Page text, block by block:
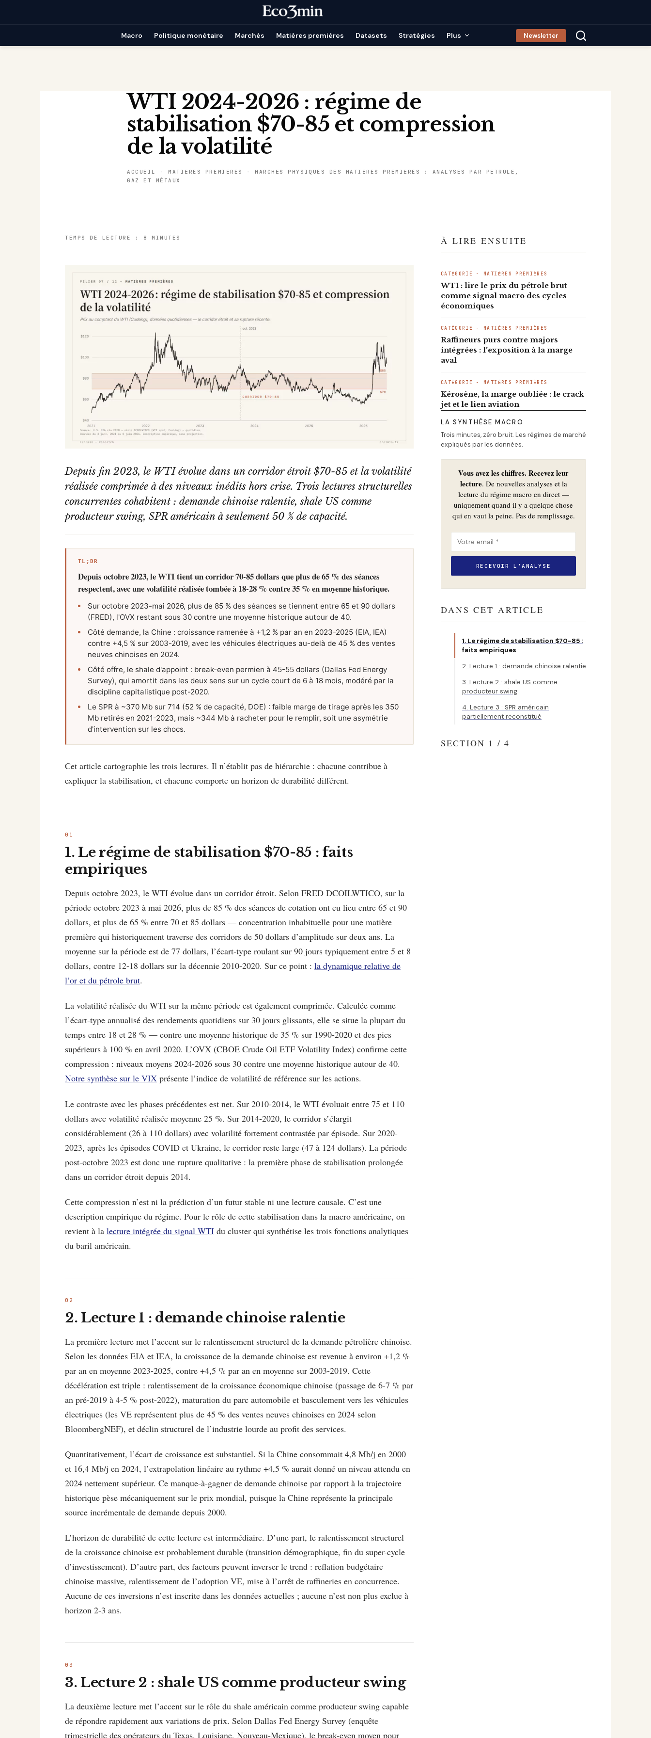
Macro Politique monétaire Marchés Matières premières Datasets Stratégies Plus Newsletter
WTI 2024-2026 : régime de
stabilisation $70-85 et compression
de la volatilité
ACCUEIL -MATIÈRES PREMIÈRES -MARCHÉS PHYSIQUES DES MATIÈRES PREMIÈRES : ANALYSES PAR PÉTROLE,
GAZ ET MÉTAUX
TEMPS DE LECTURE : 8 MINUTES
Depuis fin 2023, le WTI évolue dans un corridor étroit $70-85 et la volatilité
réalisée comprimée à des niveaux inédits hors crise. Trois lectures structurelles
concurrentes cohabitent : demande chinoise ralentie, shale US comme
producteur swing, SPR américain à seulement 50 % de capacité.
TL;DR
Depuis octobre 2023, le WTI tient un corridor 70-85 dollars que plus de 65 % des séances
respectent, avec une volatilité réalisée tombée à 18-28 % contre 35 % en moyenne historique.
Sur octobre 2023-mai 2026, plus de 85 % des séances se tiennent entre 65 et 90 dollars
(FRED), l'OVX restant sous 30 contre une moyenne historique autour de 40.
Côté demande, la Chine : croissance ramenée à +1,2 % par an en 2023-2025 (EIA, IEA)
contre +4,5 % sur 2003-2019, avec les véhicules électriques au-delà de 45 % des ventes
neuves chinoises en 2024.
Côté offre, le shale d'appoint : break-even permien à 45-55 dollars (Dallas Fed Energy
Survey), qui amortit dans les deux sens sur un cycle court de 6 à 18 mois, modéré par la
discipline capitalistique post-2020.
Le SPR à ~370 Mb sur 714 (52 % de capacité, DOE) : faible marge de tirage après les 350
Mb retirés en 2021-2023, mais ~344 Mb à racheter pour le remplir, soit une asymétrie
d'intervention sur les chocs.
Cet article cartographie les trois lectures. Il n’établit pas de hiérarchie : chacune contribue à
expliquer la stabilisation, et chacune comporte un horizon de durabilité différent.
1. Le régime de stabilisation $70-85 : faits
empiriques
Depuis octobre 2023, le WTI évolue dans un corridor étroit. Selon FRED DCOILWTICO, sur la
période octobre 2023 à mai 2026, plus de 85 % des séances de cotation ont eu lieu entre 65 et 90
dollars, et plus de 65 % entre 70 et 85 dollars — concentration inhabituelle pour une matière
première qui historiquement traverse des corridors de 50 dollars d’amplitude sur deux ans. La
moyenne sur la période est de 77 dollars, l’écart-type roulant sur 90 jours typiquement entre 5 et 8
dollars, contre 12-18 dollars sur la décennie 2010-2020. Sur ce point : la dynamique relative de
l’or et du pétrole brut.
La volatilité réalisée du WTI sur la même période est également comprimée. Calculée comme
l’écart-type annualisé des rendements quotidiens sur 30 jours glissants, elle se situe la plupart du
temps entre 18 et 28 % — contre une moyenne historique de 35 % sur 1990-2020 et des pics
supérieurs à 100 % en avril 2020. L’OVX (CBOE Crude Oil ETF Volatility Index) confirme cette
compression : niveaux moyens 2024-2026 sous 30 contre une moyenne historique autour de 40.
Notre synthèse sur le VIX présente l’indice de volatilité de référence sur les actions.
Le contraste avec les phases précédentes est net. Sur 2010-2014, le WTI évoluait entre 75 et 110
dollars avec volatilité réalisée moyenne 25 %. Sur 2014-2020, le corridor s’élargit
considérablement (26 à 110 dollars) avec volatilité fortement contrastée par épisode. Sur 2020-
2023, après les épisodes COVID et Ukraine, le corridor reste large (47 à 124 dollars). La période
post-octobre 2023 est donc une rupture qualitative : la première phase de stabilisation prolongée
dans un corridor étroit depuis 2014.
Cette compression n’est ni la prédiction d’un futur stable ni une lecture causale. C’est une
description empirique du régime. Pour le rôle de cette stabilisation dans la macro américaine, on
revient à la lecture intégrée du signal WTI du cluster qui synthétise les trois fonctions analytiques
du baril américain.
2. Lecture 1 : demande chinoise ralentie
La première lecture met l’accent sur le ralentissement structurel de la demande pétrolière chinoise.
Selon les données EIA et IEA, la croissance de la demande chinoise est revenue à environ +1,2 %
par an en moyenne 2023-2025, contre +4,5 % par an en moyenne sur 2003-2019. Cette
décélération est triple : ralentissement de la croissance économique chinoise (passage de 6-7 % par
an pré-2019 à 4-5 % post-2022), maturation du parc automobile et basculement vers les véhicules
électriques (les VE représentent plus de 45 % des ventes neuves chinoises en 2024 selon
BloombergNEF), et déclin structurel de l’industrie lourde au profit des services.
Quantitativement, l’écart de croissance est substantiel. Si la Chine consommait 4,8 Mb/j en 2000
et 16,4 Mb/j en 2024, l’extrapolation linéaire au rythme +4,5 % aurait donné un niveau attendu en
2024 nettement supérieur. Ce manque-à-gagner de demande chinoise par rapport à la trajectoire
historique pèse mécaniquement sur le prix mondial, puisque la Chine représente la principale
source incrémentale de demande depuis 2000.
L’horizon de durabilité de cette lecture est intermédiaire. D’une part, le ralentissement structurel
de la croissance chinoise est probablement durable (transition démographique, fin du super-cycle
d’investissement). D’autre part, des facteurs peuvent inverser le trend : reflation budgétaire
chinoise massive, ralentissement de l’adoption VE, mise à l’arrêt de raffineries en concurrence.
Aucune de ces inversions n’est inscrite dans les données actuelles ; aucune n’est non plus exclue à
horizon 2-3 ans.
3. Lecture 2 : shale US comme producteur swing
La deuxième lecture met l’accent sur le rôle du shale américain comme producteur swing capable
de répondre rapidement aux variations de prix. Selon Dallas Fed Energy Survey (enquête
trimestrielle des opérateurs du Texas, Louisiane, Nouveau-Mexique), le break-even moyen pour
À LIRE ENSUITE
CATÉGORIE - MATIÈRES PREMIÈRES
WTI : lire le prix du pétrole brut
comme signal macro des cycles
économiques
CATÉGORIE - MATIÈRES PREMIÈRES
Raffineurs purs contre majors
intégrées : l’exposition à la marge
aval
CATÉGORIE - MATIÈRES PREMIÈRES
Kérosène, la marge oubliée : le crack
jet et le lien aviation
LA SYNTHÈSE MACRO
Trois minutes, zéro bruit. Les régimes de marché
expliqués par les données.
Vous avez les chiffres. Recevez leur
lecture. De nouvelles analyses et la
lecture du régime macro en direct —
uniquement quand il y a quelque chose
qui en vaut la peine. Pas de remplissage.
DANS CET ARTICLE
1. Le régime de stabilisation $70-85 :
faits empiriques
2. Lecture 1 : demande chinoise ralentie
3. Lecture 2 : shale US comme
producteur swing
4. Lecture 3 : SPR américain
partiellement reconstitué
SECTION 1 / 4